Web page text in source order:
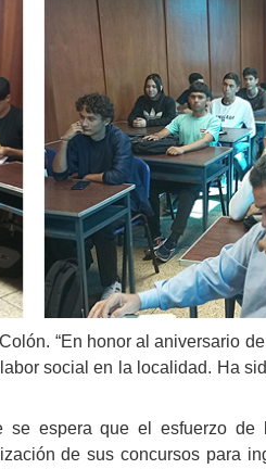
“En honor al aniversario
social en la localidad. Ha
se espera que el esfuerzo de
de sus concursos para